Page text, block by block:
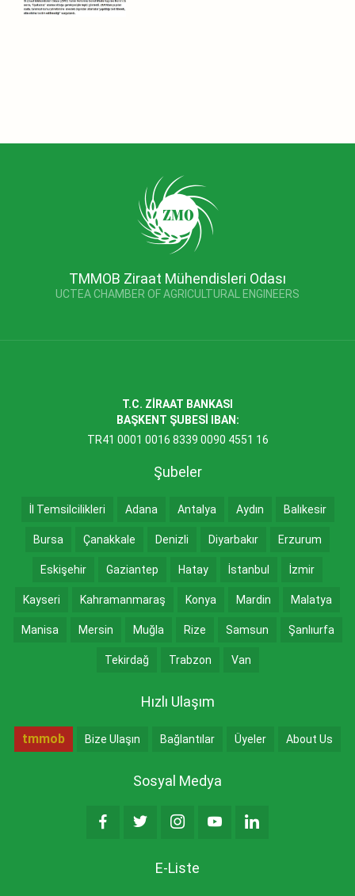
TMMOB Ziraat Mühendisleri Odası
UCTEA CHAMBER OF AGRICULTURAL ENGINEERS
T.C. ZİRAAT BANKASI
BAŞKENT ŞUBESİ IBAN:
TR41 0001 0016 8339 0090 4551 16
Şubeler
İl Temsilcilikleri Adana Antalya Aydın Balıkesir
Bursa Çanakkale Denizli Diyarbakır Erzurum
Eskişehir Gaziantep Hatay İstanbul İzmir
Kayseri Kahramanmaraş Konya Mardin Malatya
Manisa Mersin Muğla Rize Samsun Şanlıurfa
Tekirdağ Trabzon Van
Hızlı Ulaşım
tmmob Bize Ulaşın Bağlantılar Üyeler About Us
Sosyal Medya
E-Liste